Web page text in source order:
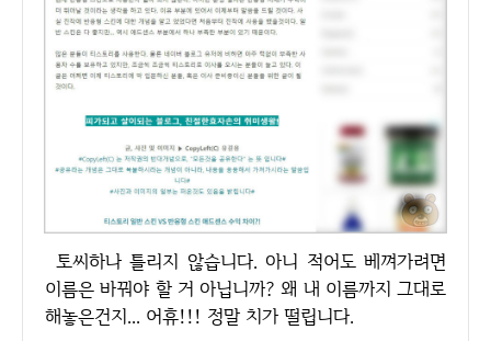
토씨하나 틀리지 않습니다. 아니 적어도 베껴가려면
이름은 바꿔야 할 거 아닙니까? 왜 내 이름까지 그대로
해놓은건지... 어휴!!! 정말 치가 떨립니다.